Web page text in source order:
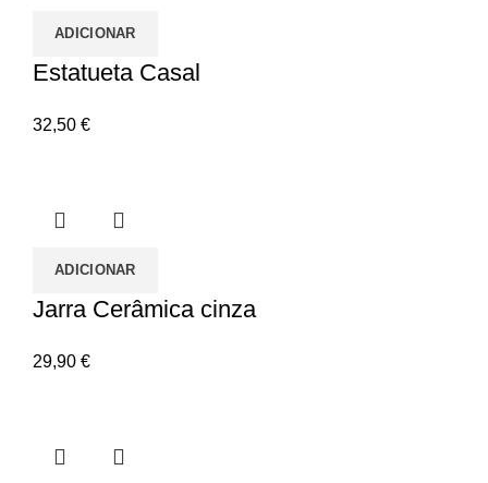
ADICIONAR
Estatueta Casal
32,50 €
ADICIONAR
Jarra Cerâmica cinza
29,90 €